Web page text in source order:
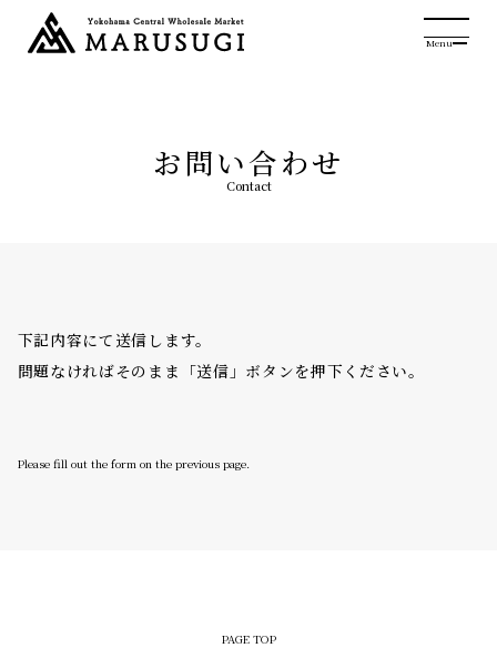
Menu
お問い合わせ
Contact
下記内容にて送信します。
問題なければそのまま「送信」ボタンを押下ください。
Please fill out the form on the previous page.
PAGE TOP